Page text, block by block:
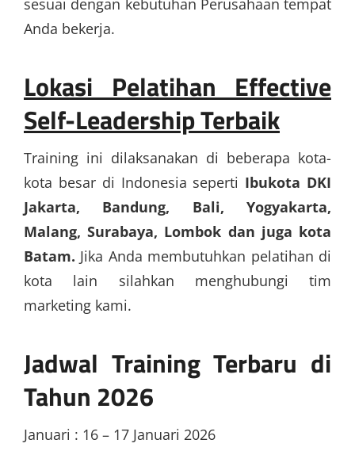
Anda bekerja.
Lokasi Pelatihan Effective
Self-Leadership Terbaik
Training ini dilaksanakan di beberapa kota-
kota besar di Indonesia seperti Ibukota DKI
Jakarta, Bandung, Bali, Yogyakarta,
Malang, Surabaya, Lombok dan juga kota
Batam. Jika Anda membutuhkan pelatihan di
kota lain silahkan menghubungi tim
marketing kami.
Jadwal Training Terbaru di
Tahun 2026
Januari : 16 – 17 Januari 2026